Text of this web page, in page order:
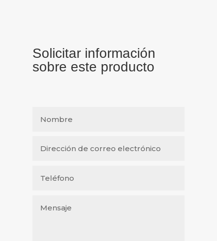
Solicitar información
sobre este producto